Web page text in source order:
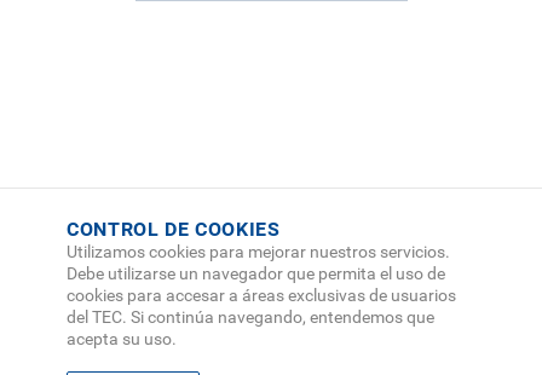
CONTROL DE COOKIES
Utilizamos cookies para mejorar nuestros servicios.
Debe utilizarse un navegador que permita el uso de
cookies para accesar a áreas exclusivas de usuarios
del TEC. Si continúa navegando, entendemos que
acepta su uso.